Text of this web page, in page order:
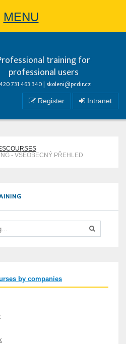
MENU
training for
professional users
731 463 340 | skoleni@pcdir.cz
Register Intranet
- VŠEOBECNÝ PŘEHLED
by companies